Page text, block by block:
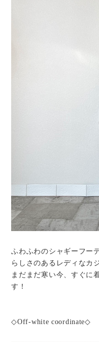
ふわふわのシャギーフー
らしさのあるレディなカ
まだまだ寒い今、すぐに
す！
◇Off-white coordinate◇